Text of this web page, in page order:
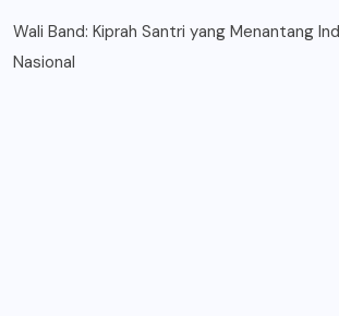
Wali Band: Kiprah Santri yang Menantang
Nasional